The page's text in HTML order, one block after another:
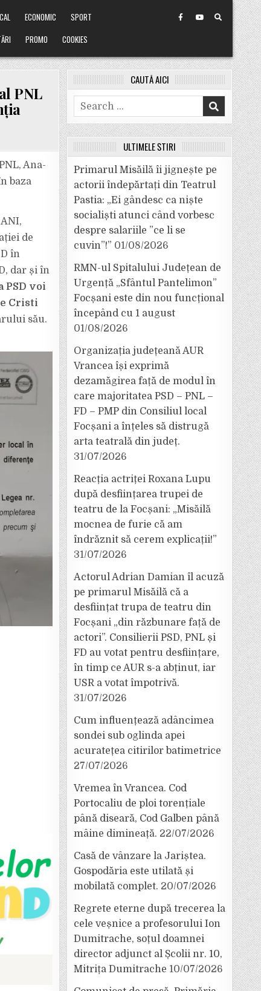
ECONOMIC
SPORT
PROMO COOKIES
PNL
Ana-
baza
de
în
dar și în
PSD voi
Cristi
său.
CAUTĂ AICI
Search
for:
ULTIMELE ȘTIRI
Primarul Misăilă îi jignește pe
actorii îndepărtați din Teatrul
Pastia: „Ei gândesc ca niște
socialiști atunci când vorbesc
despre salariile ”ce li se
cuvin”!” 01/08/2026
RMN-ul Spitalului Județean de
Urgență „Sfântul Pantelimon”
Focșani este din nou funcțional
începând cu 1 august
01/08/2026
Organizația județeană AUR
Vrancea își exprimă
dezamăgirea față de modul în
care majoritatea PSD – PNL –
FD – PMP din Consiliul local
Focșani a înțeles să distrugă
arta teatrală din județ.
31/07/2026
Reacția actriței Roxana Lupu
după desființarea trupei de
teatru de la Focșani: „Misăilă
mocnea de furie că am
îndrăznit să cerem explicații!”
31/07/2026
Actorul Adrian Damian îl acuză
pe primarul Misăilă că a
desființat trupa de teatru din
Focșani „din răzbunare față de
actori”. Consilierii PSD, PNL și
FD au votat pentru desființare,
în timp ce AUR s-a abținut, iar
USR a votat împotrivă.
31/07/2026
Cum influențează adâncimea
sondei sub oglinda apei
acuratețea citirilor batimetrice
27/07/2026
Vremea în Vrancea. Cod
Portocaliu de ploi torențiale
până diseară, Cod Galben până
mâine dimineață. 22/07/2026
Casă de vânzare la Jariștea.
Gospodăria este utilată și
mobilată complet. 20/07/2026
Regrete eterne după trecerea la
cele veșnice a profesorului Ion
Dumitrache, soțul doamnei
director adjunct al Școlii nr. 10,
Mitrița Dumitrache 10/07/2026